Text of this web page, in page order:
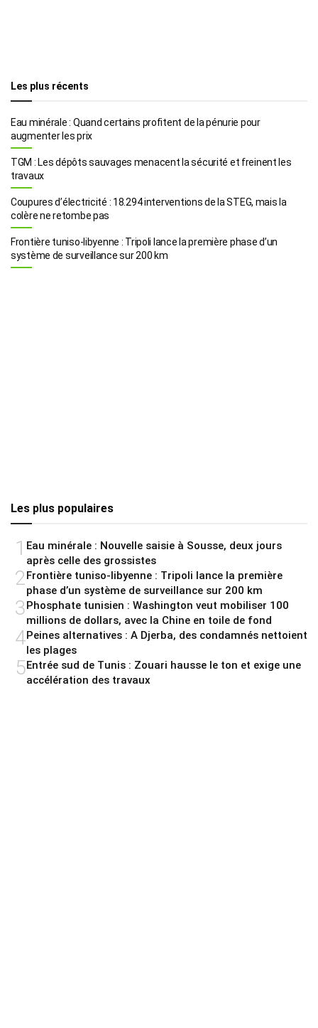
Les plus récents
Eau minérale : Quand certains profitent de la pénurie pour
augmenter les prix
TGM : Les dépôts sauvages menacent la sécurité et freinent les
travaux
Coupures d’électricité : 18.294 interventions de la STEG, mais la
colère ne retombe pas
Frontière tuniso-libyenne : Tripoli lance la première phase d’un
système de surveillance sur 200 km
Les plus populaires
1 Eau minérale : Nouvelle saisie à Sousse, deux jours
après celle des grossistes
2Frontière tuniso-libyenne : Tripoli lance la première
phase d’un système de surveillance sur 200 km
3Phosphate tunisien : Washington veut mobiliser 100
millions de dollars, avec la Chine en toile de fond
4Peines alternatives : A Djerba, des condamnés nettoient
les plages
5Entrée sud de Tunis : Zouari hausse le ton et exige une
accélération des travaux